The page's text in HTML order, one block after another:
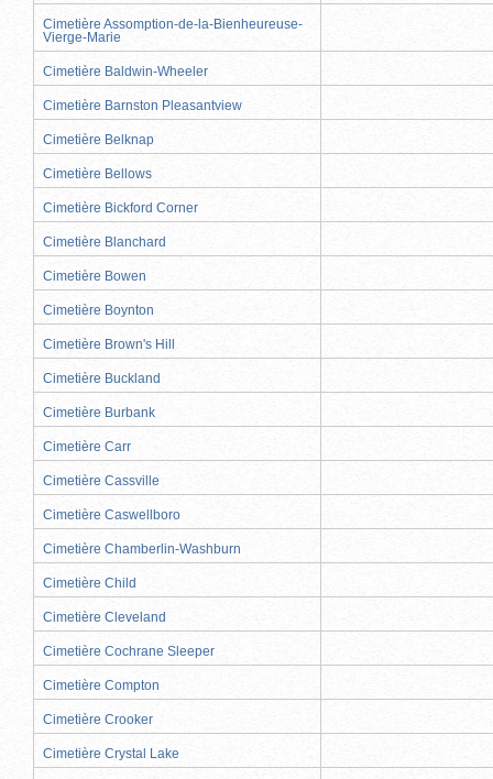
Cimetière Assomption-de-la-Bienheureuse-
Vierge-Marie
Cimetière Baldwin-Wheeler
Cimetière Barnston Pleasantview
Cimetière Belknap
Cimetière Bellows
Cimetière Bickford Corner
Cimetière Blanchard
Cimetière Bowen
Cimetière Boynton
Cimetière Brown's Hill
Cimetière Buckland
Cimetière Burbank
Cimetière Carr
Cimetière Cassville
Cimetière Caswellboro
Cimetière Chamberlin-Washburn
Cimetière Child
Cimetière Cleveland
Cimetière Cochrane Sleeper
Cimetière Compton
Cimetière Crooker
Cimetière Crystal Lake